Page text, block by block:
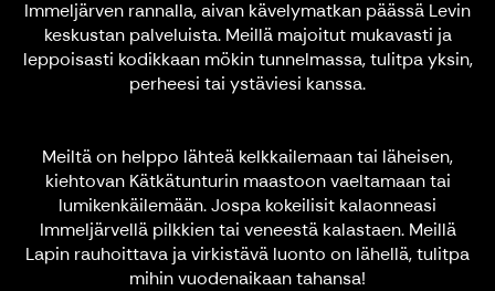
Immeljärven rannalla, aivan kävelymatkan päässä Levin
keskustan palveluista. Meillä majoitut mukavasti ja
leppoisasti kodikkaan mökin tunnelmassa, tulitpa yksin,
perheesi tai ystäviesi kanssa.
Meiltä on helppo lähteä kelkkailemaan tai läheisen,
kiehtovan Kätkätunturin maastoon vaeltamaan tai
lumikenkäilemään. Jospa kokeilisit kalaonneasi
Immeljärvellä pilkkien tai veneestä kalastaen. Meillä
Lapin rauhoittava ja virkistävä luonto on lähellä, tulitpa
mihin vuodenaikaan tahansa!